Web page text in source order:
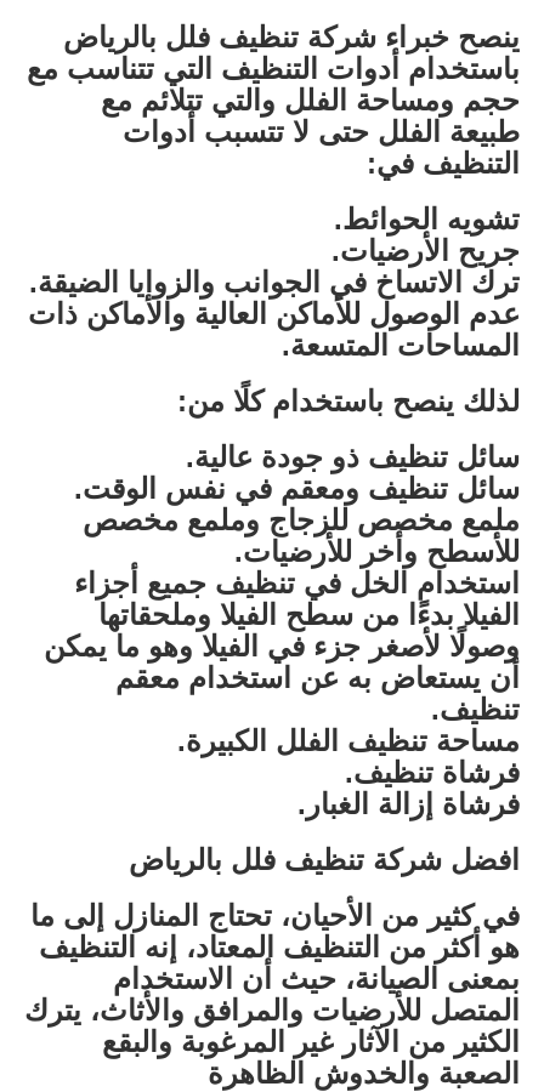
ينصح خبراء شركة تنظيف فلل بالرياض
باستخدام أدوات التنظيف التي تتناسب مع
حجم ومساحة الفلل والتي تتلائم مع
طبيعة الفلل حتى لا تتسبب أدوات
التنظيف في:
تشويه الحوائط.
جريح الأرضيات.
ترك الاتساخ في الجوانب والزوايا الضيقة.
عدم الوصول للأماكن العالية والأماكن ذات
المساحات المتسعة.
لذلك ينصح باستخدام كلًا من:
سائل تنظيف ذو جودة عالية.
سائل تنظيف ومعقم في نفس الوقت.
ملمع مخصص للزجاج وملمع مخصص
للأسطح وأخر للأرضيات.
استخدام الخل في تنظيف جميع أجزاء
الفيلا بدءًا من سطح الفيلا وملحقاتها
وصولًا لأصغر جزء في الفيلا وهو ما يمكن
أن يستعاض به عن استخدام معقم
تنظيف.
مساحة تنظيف الفلل الكبيرة.
فرشاة تنظيف.
فرشاة إزالة الغبار.
افضل شركة تنظيف فلل بالرياض
في كثير من الأحيان، تحتاج المنازل إلى ما
هو أكثر من التنظيف المعتاد، إنه التنظيف
بمعنى الصيانة، حيث أن الاستخدام
المتصل للأرضيات والمرافق والأثاث، يترك
الكثير من الآثار غير المرغوبة والبقع
الصعبة والخدوش الظاهرة